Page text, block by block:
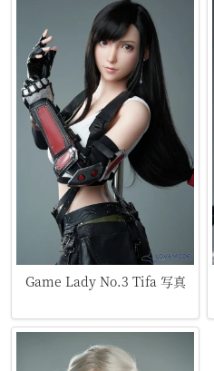
Game Lady No.3 Tifa 写真